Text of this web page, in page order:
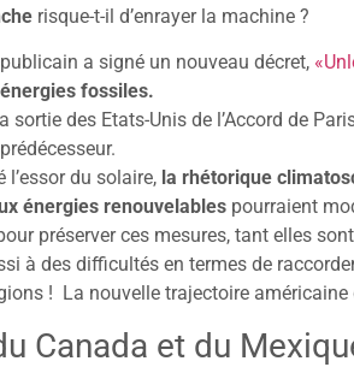
risque-t-il d’enrayer la machine ?
a signé un nouveau décret,
fossiles.
des Etats-Unis de l’Accord de
du solaire, la rhétorique
énergies renouvelables pourraient
préserver ces mesures, tant elles
à des difficultés en termes de
! La nouvelle trajectoire
Canada et du